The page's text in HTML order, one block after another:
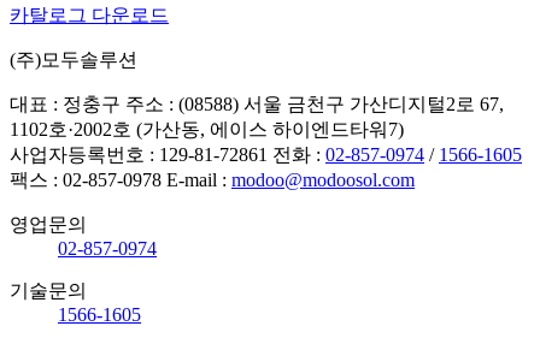
카탈로그 다운로드
(주)모두솔루션
대표 : 정충구 주소 : (08588) 서울 금천구 가산디지털2로 67,
1102호·2002호 (가산동, 에이스 하이엔드타워7)
사업자등록번호 : 129-81-72861 전화 : 02-857-0974 / 1566-1605
팩스 : 02-857-0978 E-mail : modoo@modoosol.com
영업문의
02-857-0974
기술문의
1566-1605